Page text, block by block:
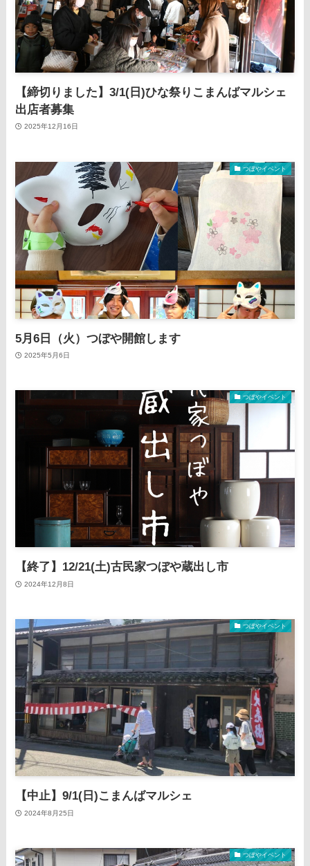
【締切りました】3/1(日)ひな祭りこまんばマルシェ
出店者募集
2025年12月16日
つぼやイベント
5月6日（火）つぼや開館します
2025年5月6日
つぼやイベント
【終了】12/21(土)古民家つぼや蔵出し市
2024年12月8日
つぼやイベント
【中止】9/1(日)こまんばマルシェ
2024年8月25日
つぼやイベント